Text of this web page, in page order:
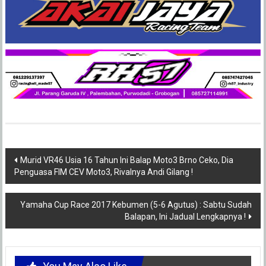
Post
navigation
Murid VR46 Usia 16 Tahun Ini Balap Moto3 Brno Ceko, Dia
Penguasa FIM CEV Moto3, Rivalnya Andi Gilang !
Yamaha Cup Race 2017 Kebumen (5-6 Agutus) : Sabtu Sudah
Balapan, Ini Jadual Lengkapnya !